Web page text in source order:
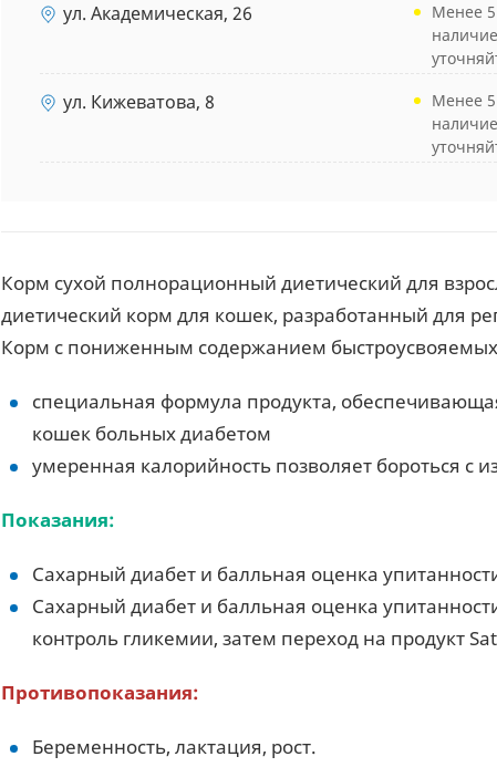
ул. Академическая, 26
Менее
наличие
ул. Кижеватова, 8
Менее
наличие
Корм сухой полнорационный диетический для
диетический корм для кошек, разработанный для
Корм с пониженным содержанием быстроусвояемых
специальная формула продукта,
кошек больных диабетом
умеренная калорийность позволяет бороться с
Показания:
Сахарный диабет и балльная оценка
Сахарный диабет и балльная оценка
контроль гликемии, затем переход на продукт
Противопоказания:
Беременность, лактация, рост.